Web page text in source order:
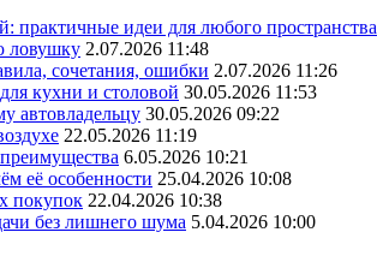
практичные идеи для любого пространства
ловушку 2.07.2026 11:48
сочетания, ошибки 2.07.2026 11:26
кухни и столовой 30.05.2026 11:53
автовладельцу 30.05.2026 09:22
22.05.2026 11:19
6.05.2026 10:21
её особенности 25.04.2026 10:08
покупок 22.04.2026 10:38
без лишнего шума 5.04.2026 10:00